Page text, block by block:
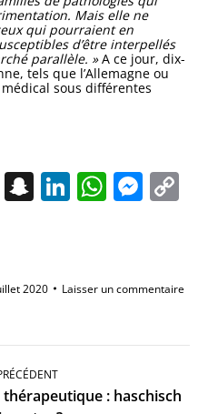
Mais elle ne
qui pourraient en
d’être interpellés
parallèle. »A ce jour, dix-
tels que l’Allemagne ou
sous différentes
Bluesky
Snapchat
LinkedIn
2020 Laisser un commentaire
Onglet
: haschisch